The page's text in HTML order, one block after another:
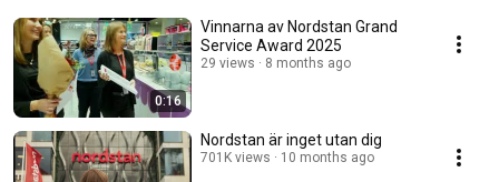
0:16
Vinnarna av Nordstan Grand
Service Award 2025
29 views 8 months ago
Nordstan är inget utan dig
701K views 10 months ago